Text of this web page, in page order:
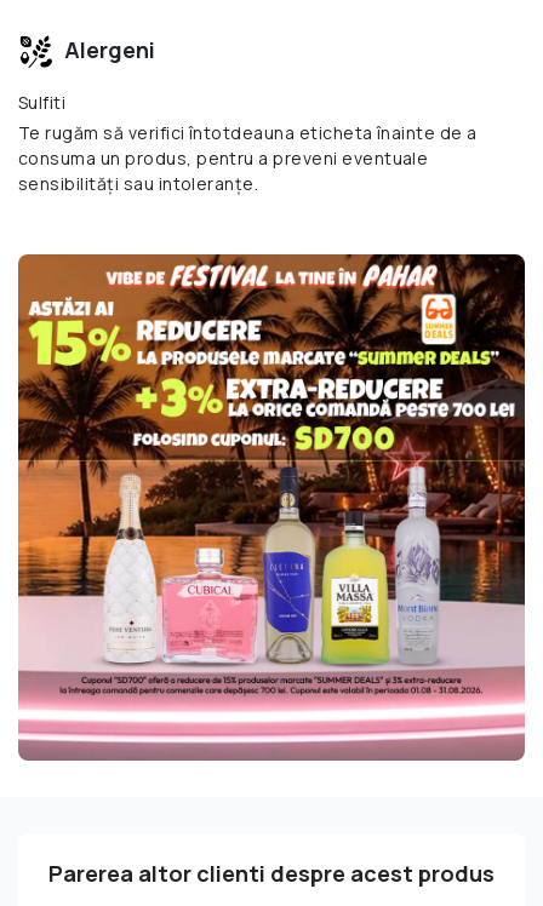
Alergeni
Sulfiti
Te rugăm să verifici întotdeauna eticheta înainte de a
consuma un produs, pentru a preveni eventuale
sensibilități sau intoleranțe.
Parerea altor clienti despre acest produs